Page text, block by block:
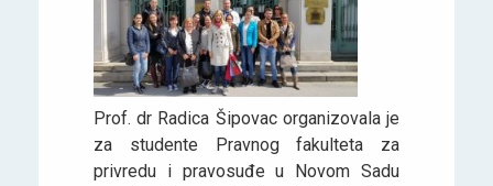
Prof. dr Radica Šipovac organizovala je
za studente Pravnog fakulteta za
privredu i pravosuđe u Novom Sadu